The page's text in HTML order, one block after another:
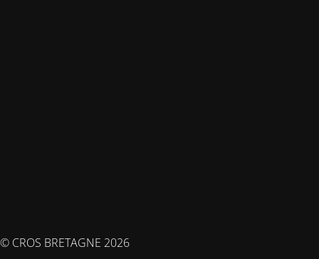
© CROS BRETAGNE 2026